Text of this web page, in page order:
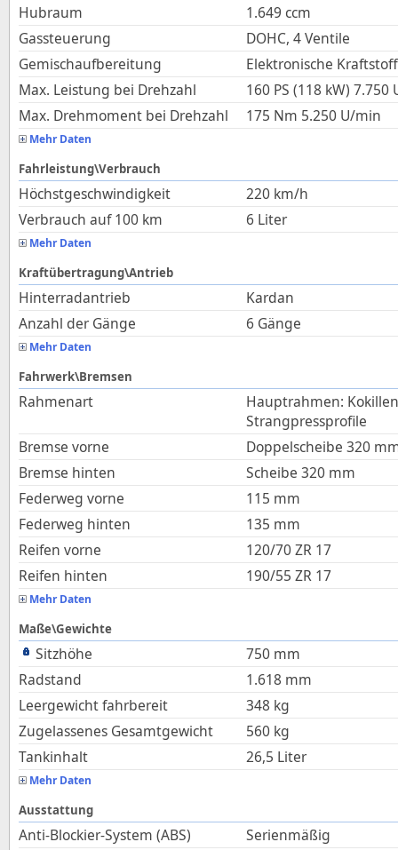
Hubraum
1.649 ccm
Gassteuerung
DOHC, 4 Ventile
Gemischaufbereitung
Elektronische
Max. Leistung bei Drehzahl
160 PS (118 kW) 7.750
Max. Drehmoment bei Drehzahl
175 Nm 5.250 U/min
Mehr Daten
Fahrleistung\Verbrauch
Höchstgeschwindigkeit 220 km/h
Verbrauch auf 100 km
6 Liter
Mehr Daten
Kraftübertragung\Antrieb
Hinterradantrieb
Kardan
Anzahl der Gänge
6 Gänge
Mehr Daten
Fahrwerk\Bremsen
Rahmenart
Hauptrahmen:
Strangpressprofile
Bremse vorne
Doppelscheibe 320
Bremse hinten
Scheibe 320 mm
Federweg vorne
115 mm
Federweg hinten
135 mm
Reifen vorne
120/70 ZR 17
Reifen hinten
190/55 ZR 17
Mehr Daten
Maße\Gewichte
Sitzhöhe 750 mm
Radstand
1.618 mm
Leergewicht fahrbereit
348 kg
Zugelassenes Gesamtgewicht
560 kg
Tankinhalt
26,5 Liter
Mehr Daten
Ausstattung
Anti-Blockier-System (ABS)
Serienmäßig